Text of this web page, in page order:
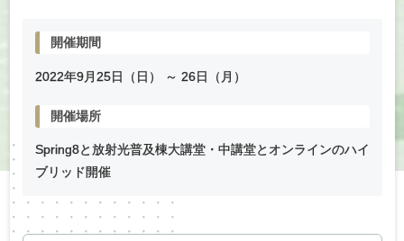
開催期間
2022年9月25日（日） ～ 26日（月）
開催場所
Spring8と放射光普及棟大講堂・中講堂とオンラインのハイ
ブリッド開催